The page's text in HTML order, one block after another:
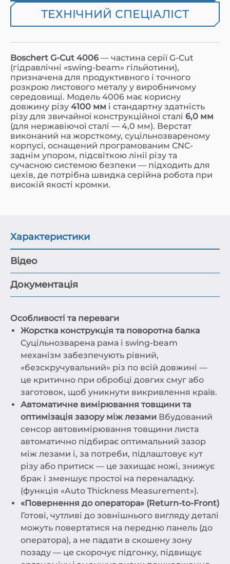
ТЕХНІЧНИЙ СПЕЦІАЛІСТ
Boschert G-Cut 4006 — частина серії G-Cut
(гідравлічні «swing-beam» гільйотини),
призначена для продуктивного і точного
розкрою листового металу у виробничому
середовищі. Модель 4006 має корисну
довжину різу 4100 мм і стандартну здатність
різу для звичайної конструкційної сталі 6,0 мм
(для нержавіючої сталі — 4,0 мм). Верстат
виконаний на жорсткому, суцільнозвареному
корпусі, оснащений програмованим CNC-
заднім упором, підсвіткою лінії різу та
сучасною системою безпеки — підходить для
цехів, де потрібна швидка серійна робота при
високій якості кромки.
Характеристики
Відео
Документація
Особливості та переваги
Жорстка конструкція та поворотна балка
Суцільнозварена рама і swing-beam
механізм забезпечують рівний,
«безскручувальний» різ по всій довжині —
це критично при обробці довгих смуг або
заготовок, щоб уникнути викривлення країв.
Автоматичне вимірювання товщини та
оптимізація зазору між лезами Вбудований
сенсор автовимірювання товщини листа
автоматично підбирає оптимальний зазор
між лезами і, за потреби, підлаштовує кут
різу або притиск — це захищає ножі, знижує
брак і зменшує простої на переналадку.
(функція «Auto Thickness Measurement»).
«Повернення до оператора» (Return-to-Front)
Готові, чутливі до зовнішнього вигляду деталі
можуть повертатися на передню панель (до
оператора), а не падати в скошену зону
позаду — це скорочує підгонку, підвищує